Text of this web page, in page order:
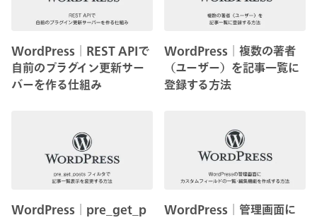
WordPress│REST APIで
自前のプラグイン更新サー
バーを作る仕組み
WordPress│複数の著者
（ユーザー）を記事一覧に
登録する方法
WordPress│pre_get_p
WordPress│管理画面に